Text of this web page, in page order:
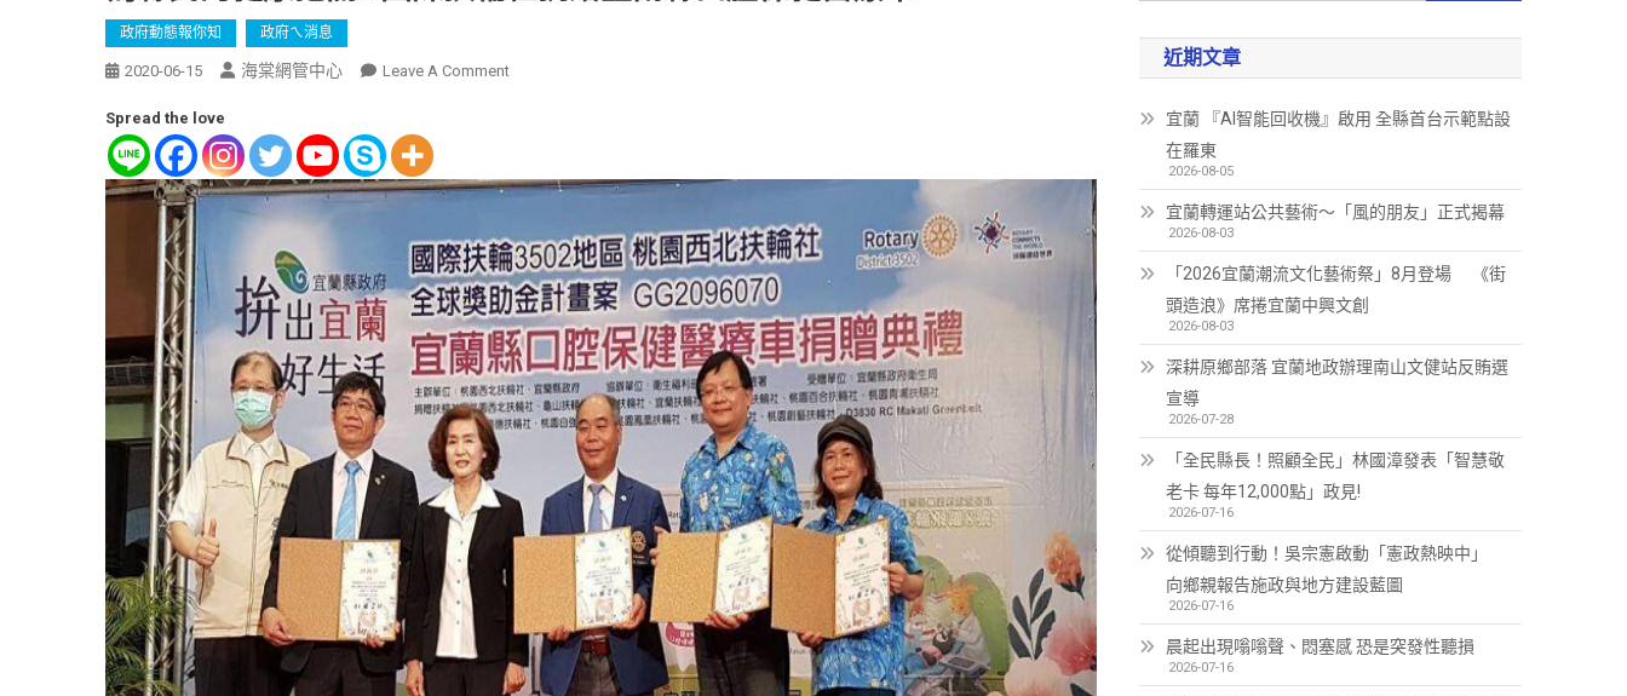
政府動態報你知 政府ㄟ消息
2020-06-15 海棠網管中心 Leave A Comment
Spread the love
近期文章
宜蘭 『AI智能回收機』啟用 全縣首台示範點設
在羅東
2026-08-05
宜蘭轉運站公共藝術～「風的朋友」正式揭幕
2026-08-03
「2026宜蘭潮流文化藝術祭」8月登場 《街
頭造浪》席捲宜蘭中興文創
2026-08-03
深耕原鄉部落 宜蘭地政辦理南山文健站反賄選
宣導
2026-07-28
「全民縣長！照顧全民」林國漳發表「智慧敬
老卡 每年12,000點」政見!
2026-07-16
從傾聽到行動！吳宗憲啟動「憲政熱映中」
向鄉親報告施政與地方建設藍圖
2026-07-16
晨起出現嗡嗡聲、悶塞感 恐是突發性聽損
2026-07-16